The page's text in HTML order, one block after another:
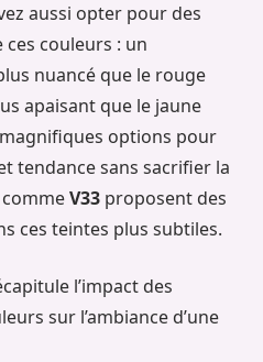
aussi opter pour des
couleurs : un
nuancé que le rouge
apaisant que le jaune
options pour
tendance sans sacrifier la
V33 proposent des
ces teintes plus subtiles.
l’impact des
sur l’ambiance d’une